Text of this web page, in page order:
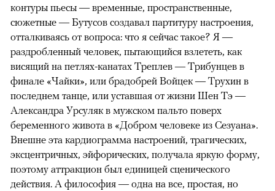
контуры пьесы — временные, пространственные,
сюжетные — Бутусов создавал партитуру настроения,
отталкиваясь от вопроса: что я сейчас такое? Я —
раздробленный человек, пытающийся взлететь, как
висящий на петлях-канатах Треплев — Трибунцев в
финале «Чайки», или брадобрей Войцек — Трухин в
последнем танце, или уставшая от жизни Шен Тэ —
Александра Урсуляк в мужском пальто поверх
беременного живота в «Добром человеке из Сезуана».
Внешне эта кардиограмма настроений, трагических,
эксцентричных, эйфорических, получала яркую форму,
поэтому аттракцион был единицей сценического
действия. А философия — одна на все, простая, но